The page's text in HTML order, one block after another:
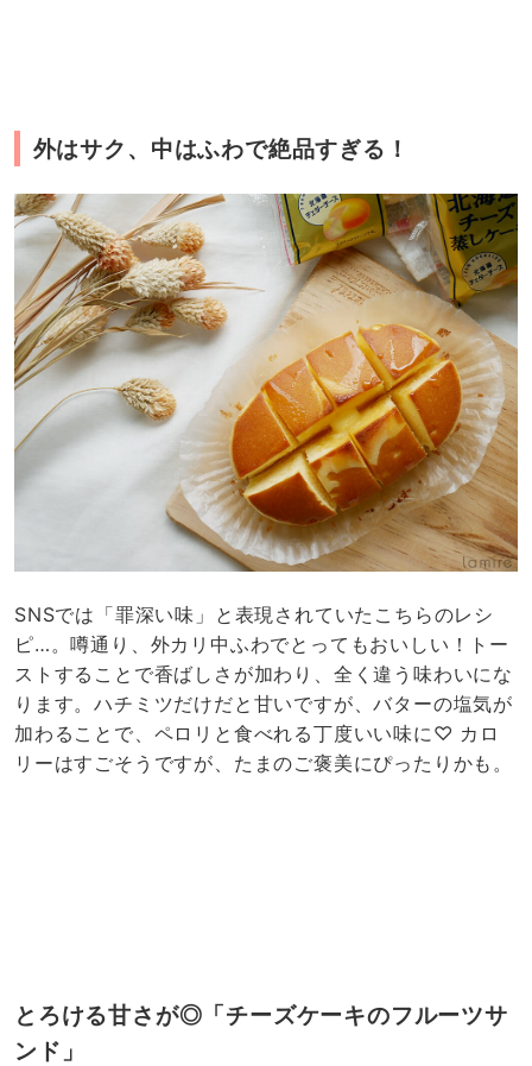
外はサク、中はふわで絶品すぎる！
SNSでは「罪深い味」と表現されていたこちらのレシ
ピ…。噂通り、外カリ中ふわでとってもおいしい！トー
ストすることで香ばしさが加わり、全く違う味わいにな
ります。ハチミツだけだと甘いですが、バターの塩気が
加わることで、ペロリと食べれる丁度いい味に♡ カロ
リーはすごそうですが、たまのご褒美にぴったりかも。
とろける甘さが◎「チーズケーキのフルーツサ
ンド」